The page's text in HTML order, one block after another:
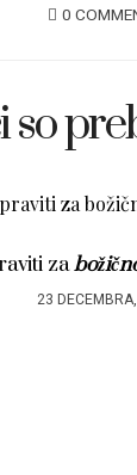
0
so
za
23